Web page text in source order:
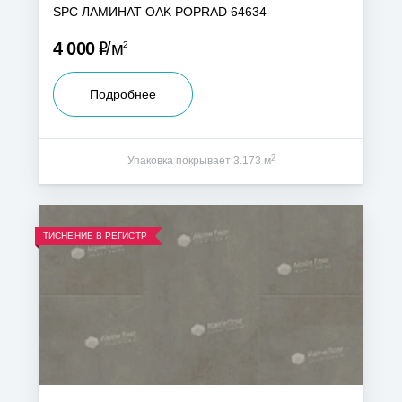
SPC ЛАМИНАТ OAK POPRAD 64634
4 000Р м2
Подробнее
Упаковка покрывает 3.173 м2
ТИСНЕНИЕ В РЕГИСТР